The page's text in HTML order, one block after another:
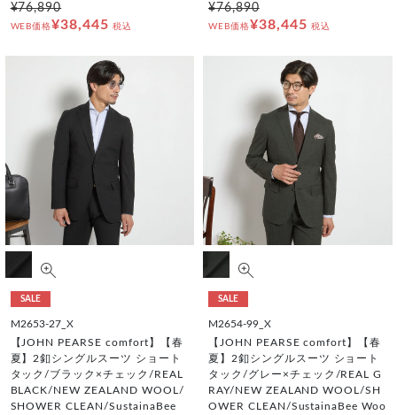
¥76,890
WEB価格¥38,445 税込
¥76,890
WEB価格¥38,445 税込
SALE
M2653-27_X
【JOHN PEARSE comfort】【春
夏】2釦シングルスーツ ショート
タック/ブラック×チェック/REAL
BLACK/NEW ZEALAND WOOL/
SHOWER CLEAN/SustainaBee
SALE
M2654-99_X
【JOHN PEARSE comfort】【春
夏】2釦シングルスーツ ショート
タック/グレー×チェック/REAL G
RAY/NEW ZEALAND WOOL/SH
OWER CLEAN/SustainaBee Woo